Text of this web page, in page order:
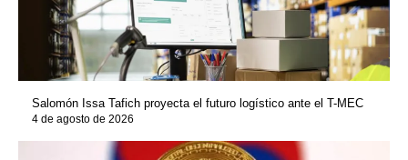
Salomón Issa Tafich proyecta el futuro logístico ante el T-MEC
4 de agosto de 2026